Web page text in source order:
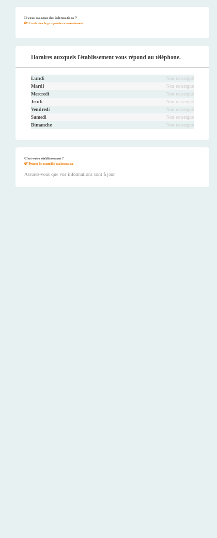
Il vous manque des informations ?
Contactez le propriétaire maintenant.
Horaires auxquels l'établissement vous répond au téléphone.
Lundi
Non renseigné
Mardi
Non renseigné
Mercredi
Non renseigné
Jeudi
Non renseigné
Vendredi
Non renseigné
Samedi
Non renseigné
Dimanche
Non renseigné
C'est votre établissement ?
Prenez le contrôle maintenant.
Assurez-vous que vos informations sont à jour.